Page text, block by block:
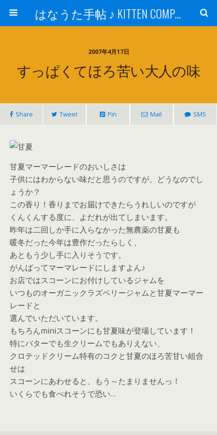
はなうた手帖 ♪ KITTEN COMPANY
2007年4月17日
すっぱくてほろ苦い大人の味
Share Tweet Pin Mail SMS
甘夏マーマーレードのおいしさは
子供にはわからない味だと思うのですが、どうなのでし
ょうか？
この香り！香りまでお届けできたらうれしいのですが
くんくんする度に、よだれが出てしまいます。
昨年は二回しか手に入らなかった無農薬の甘夏も
暖冬だった今年は豊作だったらしく、
あともう少し手に入りそうです。
がんばってマーマレードにしますよん♪
お店ではスコーンにお付けしているジャムを
いつものオーガニックラズベリージャムと甘夏マーマー
レードと
選んでいただいています。
もちろんminiスコーンにも甘夏味が登場しています！
特にバターでも生クリームでもありえない、
クロテッドクリーム特有のコクと甘夏のほろ苦甘い組合
せは
スコーンにあわせると、もう～たまりませんっ！
いくらでも食べれそうで恐い…